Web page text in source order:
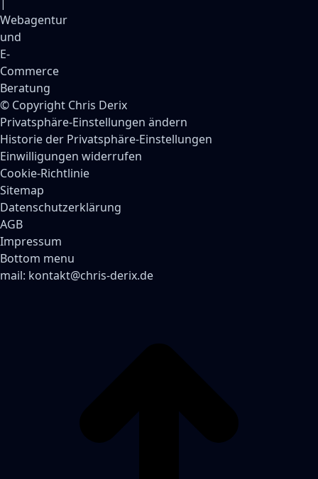
© Copyright Chris Derix
Privatsphäre-Einstellungen ändern
Historie der Privatsphäre-Einstellungen
Einwilligungen widerrufen
Cookie-Richtlinie
Sitemap
Datenschutzerklärung
AGB
Impressum
Bottom menu
mail: kontakt@chris-derix.de